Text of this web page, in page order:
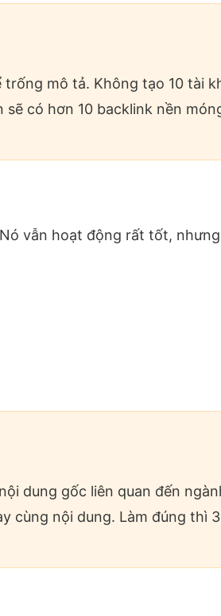
mô tả. Không tạo 10 tài
có hơn 10 backlink nền
vẫn hoạt động rất tốt,
dung gốc liên quan đến
cùng nội dung. Làm đúng thì